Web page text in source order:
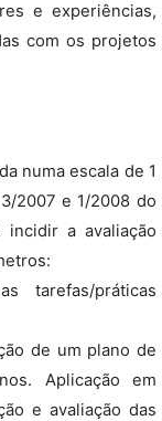
e experiências,
com os projetos
numa escala de 1
2007 e 1/2008 do
a avaliação
tarefas/práticas
de um plano de
Aplicação em
e avaliação das